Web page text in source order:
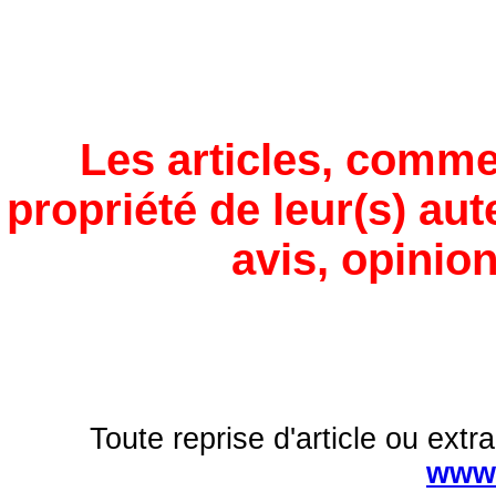
Les articles,
propriété de leur(s)
avis,
Toute reprise d'article ou